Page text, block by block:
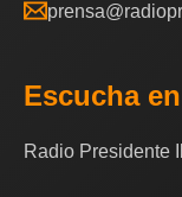
Escucha
Radio Presidente